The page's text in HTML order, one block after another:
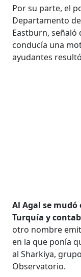
Por su parte, el
Departamento
Eastburn,
conducía una
ayudantes
Al Agal se mudó
Turquía y
otro nombre
en la que ponía
al Sharkiya,
Observatorio.